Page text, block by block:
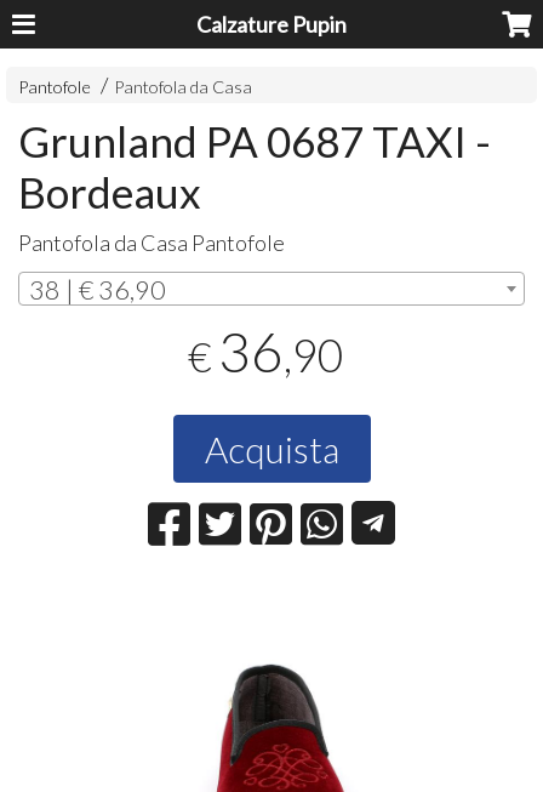
Calzature Pupin
Pantofole Pantofola da Casa
Grunland PA 0687 TAXI -
Bordeaux
Pantofola da Casa Pantofole
38 | € 36,90
€ 36,90
Acquista